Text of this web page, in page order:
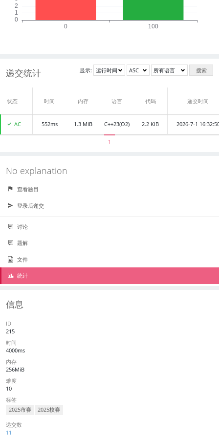
递交统计 显示: 搜索
状态 递交者
时间 内存 语言 代码 递交时间
AC wowu
552ms 1.3 MiB C++23(O2) 2.2 KiB 2026-7-1
1
No explanation
查看题目
登录后递交
讨论
题解
文件
统计
信息
ID
215
时间
4000ms
内存
256MiB
难度
10
标签
2025市赛 2025校赛
递交数
11